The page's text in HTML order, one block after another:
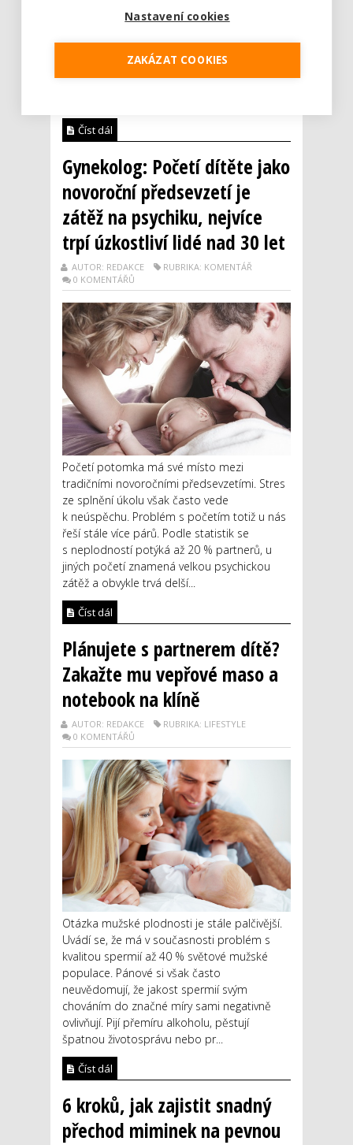
oplodnění žen bez nutnosti přítomnosti
by takový postup umožnil, schválila dolní
komora francouzského parlamentu drtivou
Číst dál
Gynekolog: Početí dítěte jako
novoroční předsevzetí je
zátěž na psychiku, nejvíce
trpí úzkostliví lidé nad 30 let
AUTOR: REDAKCE
RUBRIKA: KOMENTÁŘ
0 KOMENTÁŘŮ
Početí potomka má své místo mezi
tradičními novoročními předsevzetími. Stres
ze splnění úkolu však často vede
k neúspěchu. Problém s početím totiž u nás
řeší stále více párů. Podle statistik se
s neplodností potýká až 20 % partnerů, u
jiných početí znamená velkou psychickou
zátěž a obvykle trvá delší...
Číst dál
Plánujete s partnerem dítě?
Zakažte mu vepřové maso a
notebook na klíně
AUTOR: REDAKCE
RUBRIKA: LIFESTYLE
0 KOMENTÁŘŮ
Otázka mužské plodnosti je stále palčivější.
Uvádí se, že má v současnosti problém s
kvalitou spermií až 40 % světové mužské
populace. Pánové si však často
neuvědomují, že jakost spermií svým
chováním do značné míry sami negativně
ovlivňují. Pijí přemíru alkoholu, pěstují
špatnou životosprávu nebo pr...
Číst dál
6 kroků, jak zajistit snadný
přechod miminek na pevnou
Nastavení cookies
ZAKÁZAT COOKIES